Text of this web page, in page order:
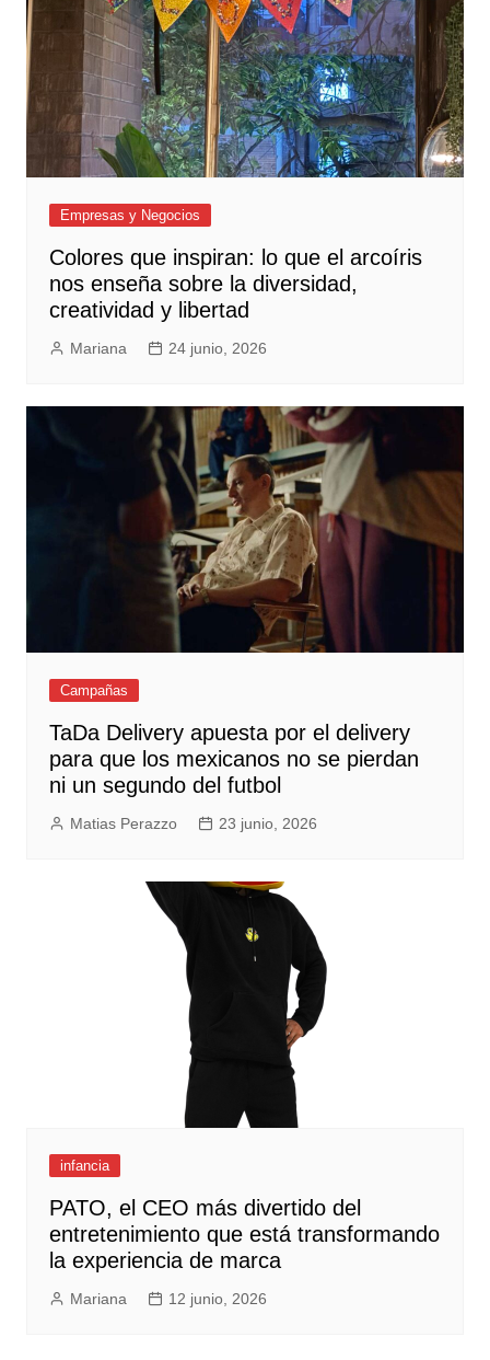
Empresas y Negocios
Colores que inspiran: lo que el arcoíris
nos enseña sobre la diversidad,
creatividad y libertad
Mariana 24 junio, 2026
Campañas
TaDa Delivery apuesta por el delivery
para que los mexicanos no se pierdan
ni un segundo del futbol
Matias Perazzo 23 junio, 2026
infancia
PATO, el CEO más divertido del
entretenimiento que está transformando
la experiencia de marca
Mariana 12 junio, 2026